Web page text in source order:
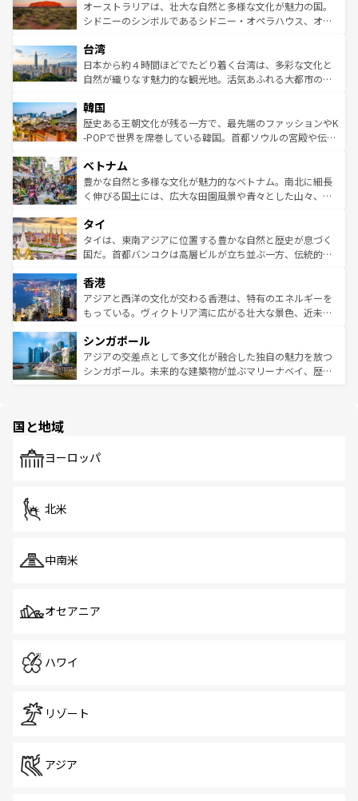
文化が魅力。旅行者はアメリカの各地域で異なる魅力を楽
しみながら、その多様性と豊かな歴史を感じることができ
ならではの贅沢な旅のスタイルだ。 なお、新着のアメリカ
情報はコンテンツ一覧を参照してほしい。
島だが、静かな自然を求めるならマウイ島やカウアイ島が
おすすめ。エメラルドグリーンに輝く海をはじめ、豊かな
れるおもてなしの心で訪れる人々を迎えてくれるハワイの
人々、おいしいローカルフードやハワイアンミュージッ
ク、伝統的なフラダンスなど、すべてがハワイの魅力を彩
ワイを、存分に味わってほしい。 なお、新着のハワイ情報
はコンテンツ一覧を参照してほしい。
オーストラリアは、壮大な自然と多様な文化が魅力の国。
シドニーのシンボルであるシドニー・オペラハウス、オー
リアリーフや大陸中央部にそびえるウルル（エアーズロッ
ク）、タスマニアの美しい原生林やケアンズの熱帯雨林な
ど、見どころがたくさん。また、カフェやワイン、オージ
いる。アクティビティも充実しており、サーフィンやダイ
ビング、ハイキングなど、アウトドア好きにはたまらな
い。オーストラリアの多彩な魅力を存分に味わいつくそ
参照してほしい。
台湾
日本から約４時間ほどでたどり着く台湾は、多彩な文化と
自然が織りなす魅力的な観光地。活気あふれる大都市の台
ン）、静ひつな山岳地帯である台湾東部など、都市の喧騒
と山間の静けさが共存しており、訪れる人に新しい発見と
驚きをもたらしてくれる。また、奥深い台湾の食文化も魅
容にもいいと評判のスイーツなど、バラエティ豊かな料理
が味わえる。 なお、新着の台湾情報は コンテンツ一覧を参
照してほしい。
韓国
歴史ある王朝文化が残る一方で、最先端のファッションやK
-POPで世界を席巻している韓国。首都ソウルの宮殿や伝統
き、地方に足を延ばせば四季折々の自然美を楽しむことが
できる。そして、キムチや焼肉、絶品のストリートフード
まで、さまざまな韓国料理が待っている。夜には、韓国な
リティに包まれながら、韓国の多彩な魅力を心ゆくまで味
わってみてほしい。 なお、新着の韓国情報はコンテンツ一
覧を参照してほしい。
ベトナム
豊かな自然と多様な文化が魅力的なベトナム。南北に細長
く伸びる国土には、広大な田園風景や青々とした山々、世
急速な発展と共に伝統が息づく。ハノイの古い町並みやホ
ーチミン市のフランス統治時代の建物も、独特の雰囲気を
醸し出している。また、バラエティの豊かさとおいしさで
とつ。フォーやバインミー、ベトナムコーヒーなどは、ぜ
ひ現地で味わいたい。どの地域を訪れてもあたたかい人々
が旅行者を迎えてくれるので、きっと忘れられない旅にな
参照してほしい。
タイ
タイは、東南アジアに位置する豊かな自然と歴史が息づく
国だ。首都バンコクは高層ビルが立ち並ぶ一方、伝統的な
の活気が交差している。北部ではチェンマイなどの山岳地
帯で自然と触れ合い、南部ではプーケットやクラビの美し
いビーチでリゾート気分を楽しむことができる。タイ料理
激する。気候は一年中温暖で、どの季節にも異なる楽しみ
が待っている。親しみやすいタイの人々、仏教を中心とし
た文化、そして多様な観光資源が、訪れる旅人を魅了し続
香港
アジアと西洋の文化が交わる香港は、特有のエネルギーを
もっている。ヴィクトリア湾に広がる壮大な景色、近未来
み、どこを訪れても感動するはず。観光スポットが密集し
ており、効率よく見どころを回れるのも魅力。息をのむよ
うな絶景から文化的な体験まで、香港を存分に楽しみ尽く
シンガポール
アジアの交差点として多文化が融合した独自の魅力を放つ
シンガポール。未来的な建築物が並ぶマリーナベイ、歴史
で、ホーカーズは地元の風情を楽しめる外せないスポット
国と地域
ヨーロッパ
北米
中南米
オセアニア
ハワイ
リゾート
アジア